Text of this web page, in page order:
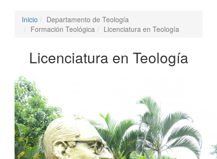
Inicio
Departamento de Teología
Formación Teológica
Licenciatura en Teología
Licenciatura en Teología